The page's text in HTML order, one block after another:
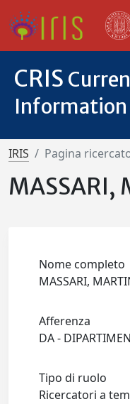
CRIS
Information
IRIS Pagina
MASSARI,
Nome completo
MASSARI,
Afferenza
DA -
Tipo di ruolo
Ricercatori a